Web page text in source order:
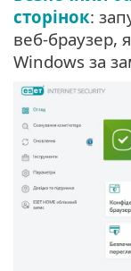
сторінок:
веб-браузер,
Windows за